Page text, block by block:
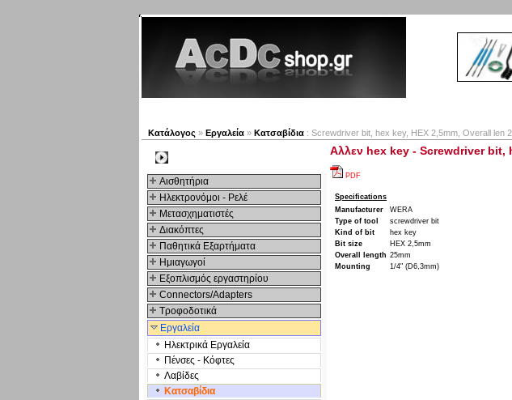
Κατάλογος » Εργαλεία » Κατσαβίδια : Screwdriver bit, hex key, HEX 2,5mm, Overall len
Αισθητήρια
Ηλεκτρονόμοι - Ρελέ
Μετασχηματιστές
Διακόπτες
Παθητικά Εξαρτήματα
Hμιαγωγοί
Εξοπλισμός εργαστηρίου
Connectors/Adapters
Τροφοδοτικά
Εργαλεία
Ηλεκτρικά Εργαλεία
Πένσες - Κόφτες
Λαβίδες
Κατσαβίδια
Αλλεν hex key - Screwdriver bit,
PDF
Specifications
Manufacturer
WERA
Type of tool
screwdriver bit
Kind of bit
hex key
Bit size
HEX 2,5mm
Overall length 25mm
Mounting
1/4" (D6,3mm)